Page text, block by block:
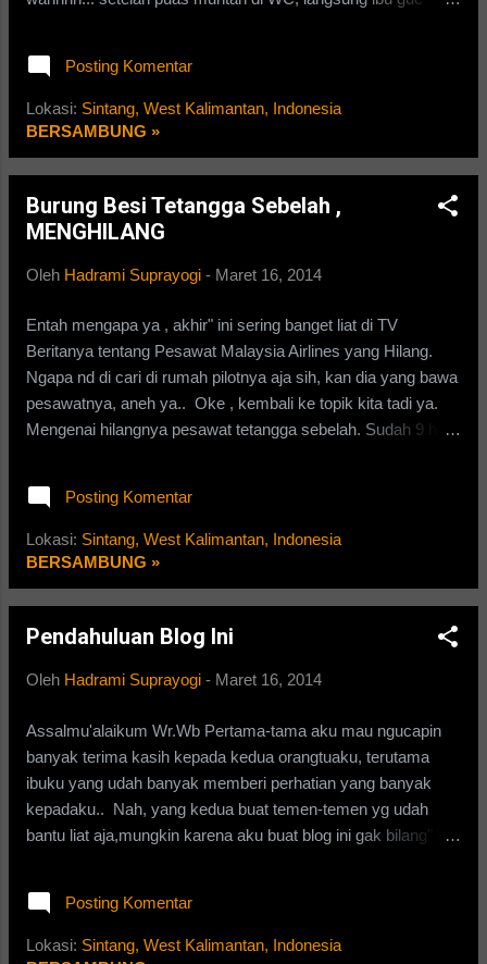
semangat membara, *Sampai badan terbakar, Gak mungkin
lah* gue bersihin tu WC. Gue gunakan Wip*l yg ada di wc itu..
sikat .. sikat.. sikatttt, sampe bersih.. Bau dari orang muntah
itu enak bnaget, pengen muntah jga cium tu bau.. wkwkwkwk
oke, setelah bersih" tadi, gue langsung mandi. setelah mandi,
gue langsung cabut ke Masjid buat sholat mahgrib. oke lanjut
lagi, singkatnya aja ya. Gue di suruh ibu gue buat pergi ke
*Bingung ya?? Sama gue jga bingung* di toko tersebut gue di
Posting Komentar
Lokasi: Sintang, West Kalimantan, Indonesia
BERSAMBUNG »
Burung Besi Tetangga Sebelah ,
MENGHILANG
Oleh Hadrami Suprayogi - Maret 16, 2014
Entah mengapa ya , akhir" ini sering banget liat di TV
Beritanya tentang Pesawat Malaysia Airlines yang Hilang.
Ngapa nd di cari di rumah pilotnya aja sih, kan dia yang bawa
pesawatnya, aneh ya.. Oke , kembali ke topik kita tadi ya.
Mengenai hilangnya pesawat tetangga sebelah. Sudah 9 hari
pesawatnya kena Bajak. Yah, Kata" Bajak mungkin bisa jadi
spekulasi hilangnya pesawat tersebut. Pesawatnya di bajak
oleh orang profesional katanya.. buktinya aja aku liat di TV,
Pesawat tersebut putar.. putar.. putar. kayak tari orang turki
tu, yang putar... putar.. putar.. wkwkwkwkwk. namun setelah
berputar sebanyak 5x *Ngapa nd 7x aja mutarnya, Kayak
samudra Hindia.. Aneh banget kan sob, buat ap coba.. mutar"
pakar penerbangan, hal tersebut di laku...
Posting Komentar
Lokasi: Sintang, West Kalimantan, Indonesia
BERSAMBUNG »
Pendahuluan Blog Ini
Oleh Hadrami Suprayogi - Maret 16, 2014
Assalmu'alaikum Wr.Wb Pertama-tama aku mau ngucapin
banyak terima kasih kepada kedua orangtuaku, terutama
ibuku yang udah banyak memberi perhatian yang banyak
kepadaku.. Nah, yang kedua buat temen-temen yg udah
bantu liat aja,mungkin karena aku buat blog ini gak bilang" ke
blog ini.Terima kasih Ya Allah. Terus.. blog ini mungkin berisi
kehidupanku yg mungkin kalian gak bisa ngeliatnya, Oke,
Posting Komentar
Lokasi: Sintang, West Kalimantan, Indonesia